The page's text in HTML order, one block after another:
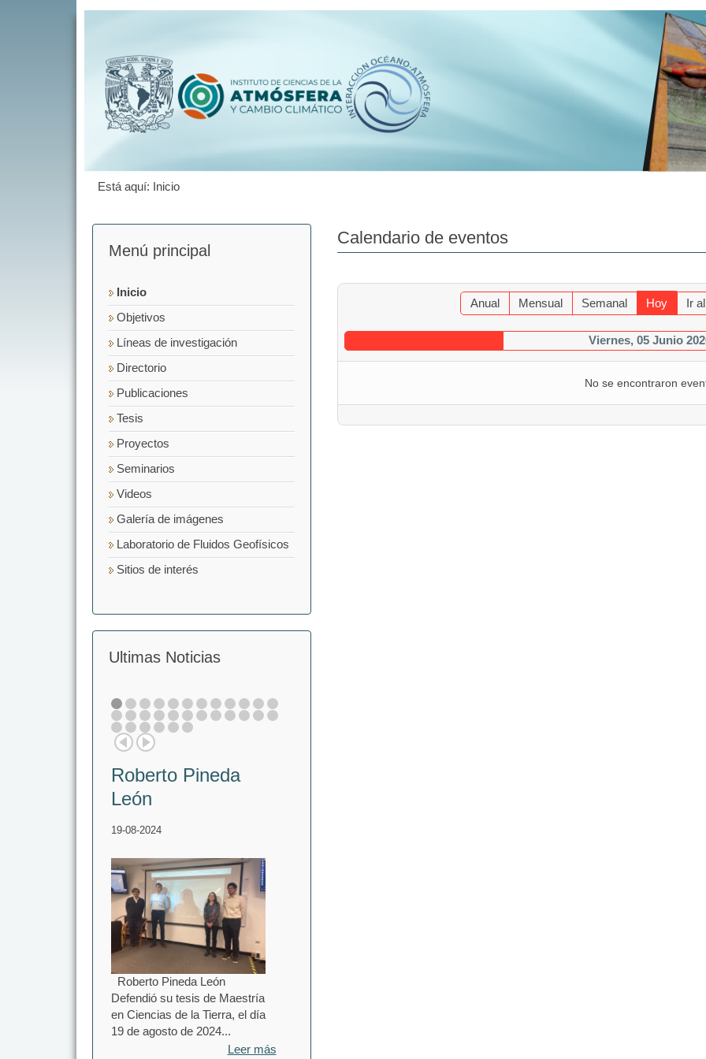
Está aquí: Inicio
Menú principal
Inicio
Objetivos
Líneas de investigación
Directorio
Publicaciones
Tesis
Proyectos
Seminarios
Videos
Galería de imágenes
Laboratorio de Fluidos Geofísicos
Sitios de interés
Ultimas Noticias
Calendario de eventos
Anual Mensual Semanal Hoy Ir
Viernes, 05 Junio
No se encontraron